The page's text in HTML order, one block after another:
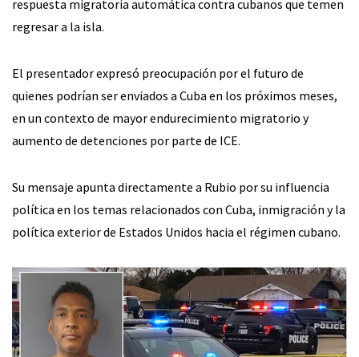
respuesta migratoria automática contra cubanos que temen
regresar a la isla.
El presentador expresó preocupación por el futuro de
quienes podrían ser enviados a Cuba en los próximos meses,
en un contexto de mayor endurecimiento migratorio y
aumento de detenciones por parte de ICE.
Su mensaje apunta directamente a Rubio por su influencia
política en los temas relacionados con Cuba, inmigración y la
política exterior de Estados Unidos hacia el régimen cubano.